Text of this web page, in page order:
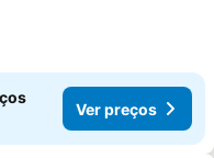
Ver preços